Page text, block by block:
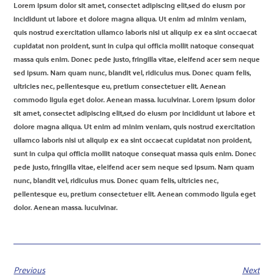
Lorem ipsum dolor sit amet, consectet adipiscing elit,sed do eiusm por
incididunt ut labore et dolore magna aliqua. Ut enim ad minim veniam,
quis nostrud exercitation ullamco laboris nisi ut aliquip ex ea sint occaecat
cupidatat non proident, sunt in culpa qui officia mollit natoque consequat
massa quis enim. Donec pede justo, fringilla vitae, eleifend acer sem neque
sed ipsum. Nam quam nunc, blandit vel, ridiculus mus. Donec quam felis,
ultricies nec, pellentesque eu, pretium consectetuer elit. Aenean
commodo ligula eget dolor. Aenean massa. luculvinar. Lorem ipsum dolor
sit amet, consectet adipiscing elit,sed do eiusm por incididunt ut labore et
dolore magna aliqua. Ut enim ad minim veniam, quis nostrud exercitation
ullamco laboris nisi ut aliquip ex ea sint occaecat cupidatat non proident,
sunt in culpa qui officia mollit natoque consequat massa quis enim. Donec
pede justo, fringilla vitae, eleifend acer sem neque sed ipsum. Nam quam
nunc, blandit vel, ridiculus mus. Donec quam felis, ultricies nec,
pellentesque eu, pretium consectetuer elit. Aenean commodo ligula eget
dolor. Aenean massa. luculvinar.
Previous Next